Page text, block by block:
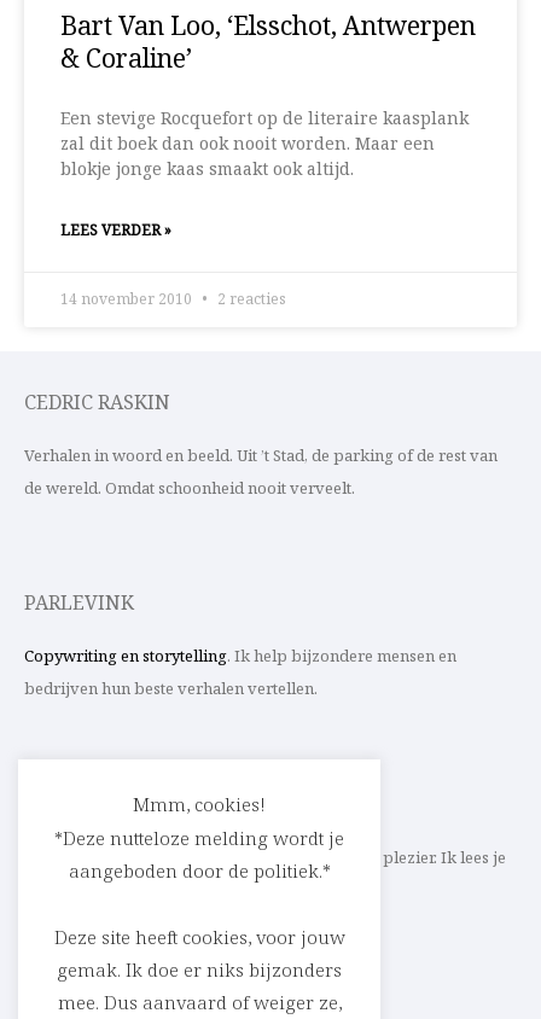
Bart Van Loo, ‘Elsschot, Antwerpen
& Coraline’
Een stevige Rocquefort op de literaire kaasplank
zal dit boek dan ook nooit worden. Maar een
blokje jonge kaas smaakt ook altijd.
LEES VERDER »
14 november 2010 2 reacties
CEDRIC RASKIN
Verhalen in woord en beeld. Uit ’t Stad, de parking of de rest van
de wereld. Omdat schoonheid nooit verveelt.
PARLEVINK
Copywriting en storytelling. Ik help bijzondere mensen en
bedrijven hun beste verhalen vertellen.
Schrijf ik straks mee aan jouw verhaal? Met veel plezier. Ik lees je
heel graag op
cedric@parlevink.be
SOCIAL
Mmm, cookies!
*Deze nutteloze melding wordt je
aangeboden door de politiek.*
Deze site heeft cookies, voor jouw
gemak. Ik doe er niks bijzonders
mee. Dus aanvaard of weiger ze,